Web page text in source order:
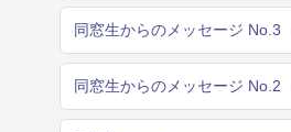
同窓生からのメッセージ No.3
同窓生からのメッセージ No.2